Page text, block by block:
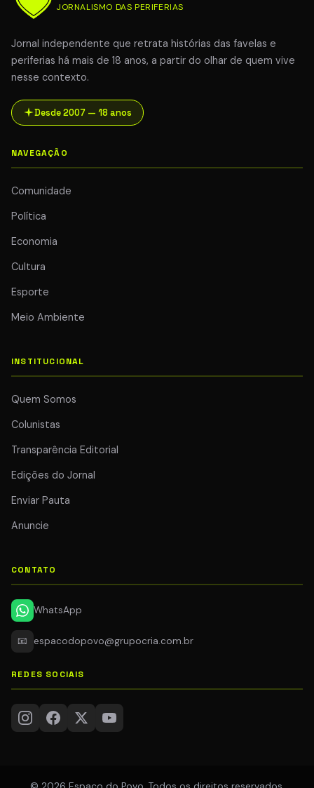
JORNALISMO DAS PERIFERIAS
Jornal independente que retrata histórias das favelas e
periferias há mais de 18 anos, a partir do olhar de quem vive
nesse contexto.
Desde 2007 — 18 anos
NAVEGAÇÃO
Comunidade
Política
Economia
Cultura
Esporte
Meio Ambiente
INSTITUCIONAL
Quem Somos
Colunistas
Transparência Editorial
Edições do Jornal
Enviar Pauta
Anuncie
CONTATO
WhatsApp
📧 espacodopovo@grupocria.com.br
REDES SOCIAIS